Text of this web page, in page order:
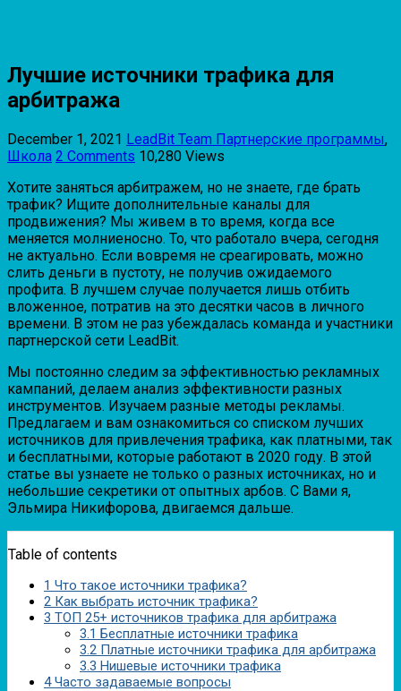
Лучшие источники трафика для
арбитража
December 1, 2021 LeadBit Team Партнерские программы,
Школа 2 Comments 10,280 Views
Хотите заняться арбитражем, но не знаете, где брать
трафик? Ищите дополнительные каналы для
продвижения? Мы живем в то время, когда все
меняется молниеносно. То, что работало вчера, сегодня
не актуально. Если вовремя не среагировать, можно
слить деньги в пустоту, не получив ожидаемого
профита. В лучшем случае получается лишь отбить
вложенное, потратив на это десятки часов в личного
времени. В этом не раз убеждалась команда и участники
партнерской сети LeadBit.
Мы постоянно следим за эффективностью рекламных
кампаний, делаем анализ эффективности разных
инструментов. Изучаем разные методы рекламы.
Предлагаем и вам ознакомиться со списком лучших
источников для привлечения трафика, как платными, так
и бесплатными, которые работают в 2020 году. В этой
статье вы узнаете не только о разных источниках, но и
небольшие секретики от опытных арбов. С Вами я,
Эльмира Никифорова, двигаемся дальше.
Table of contents
1 Что такое источники трафика?
2 Как выбрать источник трафика?
3 ТОП 25+ источников трафика для арбитража
3.1 Бесплатные источники трафика
3.2 Платные источники трафика для арбитража
3.3 Нишевые источники трафика
4Часто задаваемые вопросы